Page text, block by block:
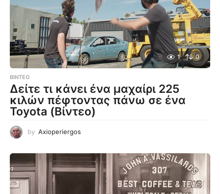
1 0
ΒΊΝΤΕΟ
Δείτε τι κάνει ένα μαχαίρι 225
κιλών πέφτοντας πάνω σε ένα
Toyota (Βίντεο)
by Axioperiergos